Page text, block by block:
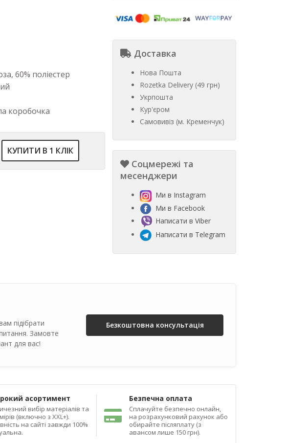
60% поліестер
коробочка
КУПИТИ В 1 КЛІК
Доставка
Нова Пошта
Rozetka Delivery (49 грн)
Укрпошта
Кур'єром
Самовивіз (м. Кременчук)
Соцмережі та
месенджери
Ми в Instagram
Ми в Facebook
Написати в Viber
Написати в Telegram
підібрати
Замовте
для вас!
Безкоштовна консультація
асортимент
вибір матеріалів та
(включно з XXL+).
на сайті завжди 100%
Безпечна оплата
Сплачуйте безпечно онлайн,
на розрахунковий рахунок або
обирайте післяплату (з
авансом лише 150 грн).